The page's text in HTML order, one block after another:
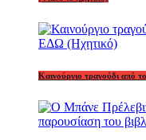
Καινούργιο τραγούδι από